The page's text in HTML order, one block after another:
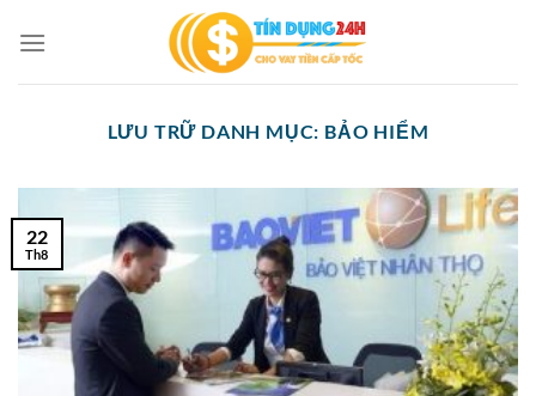
qua
LƯU TRỮ DANH MỤC: BẢO HIỂM
22
Th8